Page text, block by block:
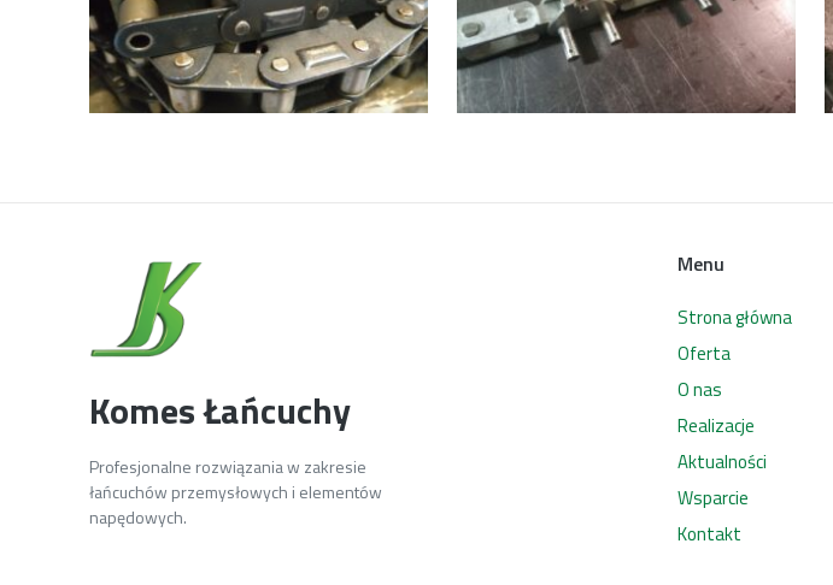
Komes Łańcuchy
Profesjonalne rozwiązania w zakresie
łańcuchów przemysłowych i elementów
napędowych.
Menu
Strona główna
Oferta
O nas
Realizacje
Aktualności
Wsparcie
Kontakt